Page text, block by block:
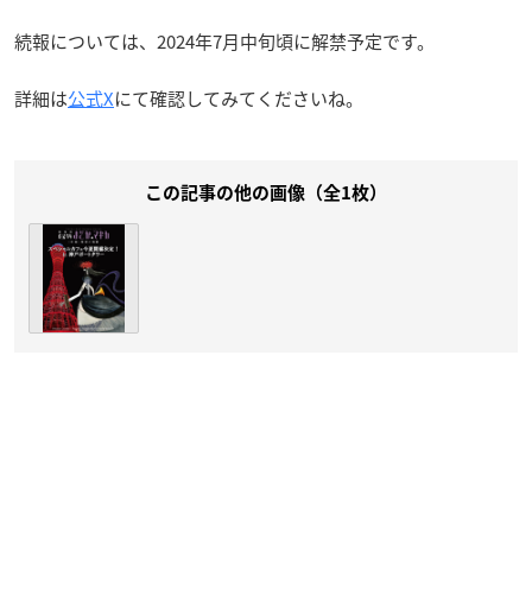
続報については、2024年7月中旬頃に解禁予定です。
詳細は公式Xにて確認してみてくださいね。
この記事の他の画像（全1枚）